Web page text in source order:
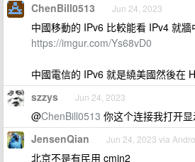
ChenBill0513 Jun 24, 2023
中國移動的 IPv6 比較能看 IPv4 就牆
https://imgur.com/Ys68vD0
中國電信的 IPv6 就是繞美國然後在
szzys Jun 24, 2023
@ChenBill0513 你这个连接我打开
JensenQian Jun 24, 2023 via
北京不是有民用 cmin2